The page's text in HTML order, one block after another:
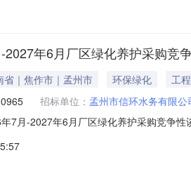
2027年6月厂区绿化养护采购竞
省｜焦作市｜孟州市 环保绿化
工程
招标单位： 孟州市信环水务有限公
7月-2027年6月厂区绿化养护采购竞争
：18639138823八、竞谈方式：公开竞